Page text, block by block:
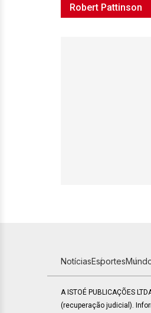
Robert Pattinson
NotíciasEsportes
A ISTOÉ PUBLICAÇÕES
(recuperação judicial).